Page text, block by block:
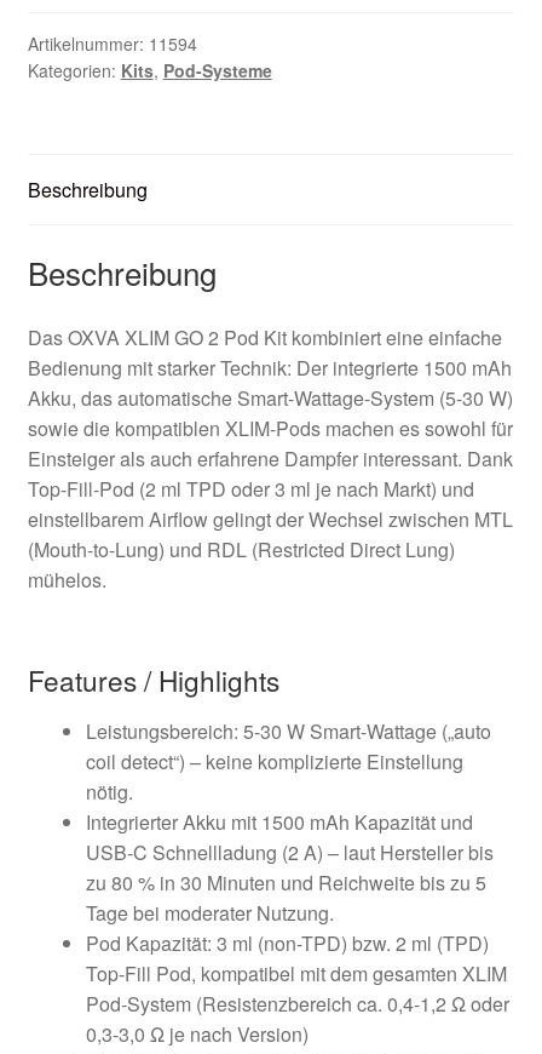
Nikotintabelle
Artikelnummer: 11594
Kategorien: Kits, Pod-Systeme
Beschreibung
Beschreibung
Das OXVA XLIM GO 2 Pod Kit kombiniert eine einfache
Bedienung mit starker Technik: Der integrierte 1500 mAh
Akku, das automatische Smart-Wattage-System (5-30 W)
sowie die kompatiblen XLIM-Pods machen es sowohl für
Einsteiger als auch erfahrene Dampfer interessant. Dank
Top-Fill-Pod (2 ml TPD oder 3 ml je nach Markt) und
einstellbarem Airflow gelingt der Wechsel zwischen MTL
(Mouth-to-Lung) und RDL (Restricted Direct Lung)
mühelos.
Features / Highlights
Leistungsbereich: 5-30 W Smart-Wattage („auto
coil detect“) – keine komplizierte Einstellung
nötig.
Integrierter Akku mit 1500 mAh Kapazität und
USB-C Schnellladung (2 A) – laut Hersteller bis
zu 80 % in 30 Minuten und Reichweite bis zu 5
Tage bei moderater Nutzung.
Pod Kapazität: 3 ml (non-TPD) bzw. 2 ml (TPD)
Top-Fill Pod, kompatibel mit dem gesamten XLIM
Pod-System (Resistenzbereich ca. 0,4-1,2 Ω oder
0,3-3,0 Ω je nach Version)